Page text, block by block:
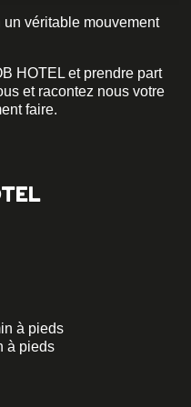
véritable mouvement
HOTEL et prendre part
et racontez nous votre
faire.
à pieds
à pieds